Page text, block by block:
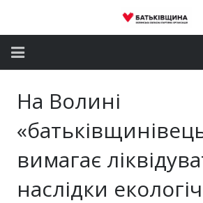
Депутатський корпус
На Волині
вимагає
наслідки